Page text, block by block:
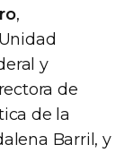
,
y
de
de la
Barril, y